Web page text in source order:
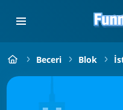
Beceri Blok